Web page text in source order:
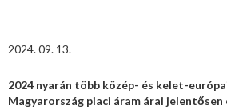
2024. 09. 13.
2024 nyarán több közép- és kelet-
Magyarország piaci áram árai jelentősen